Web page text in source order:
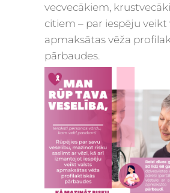
vecvecākiem,
citiem – par iespēju veikt
apmaksātas vēža
pārbaudes.